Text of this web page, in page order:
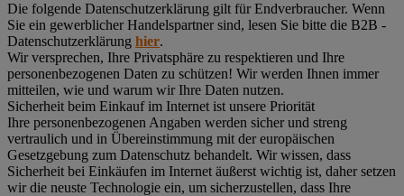
Die folgende Datenschutzerklärung gilt für Endverbraucher. Wenn
Sie ein gewerblicher Handelspartner sind, lesen Sie bitte die B2B -
Datenschutzerklärung hier.
Wir versprechen, Ihre Privatsphäre zu respektieren und Ihre
personenbezogenen Daten zu schützen! Wir werden Ihnen immer
mitteilen, wie und warum wir Ihre Daten nutzen.
Sicherheit beim Einkauf im Internet ist unsere Priorität
Ihre personenbezogenen Angaben werden sicher und streng
vertraulich und in Übereinstimmung mit der europäischen
Gesetzgebung zum Datenschutz behandelt. Wir wissen, dass
Sicherheit bei Einkäufen im Internet äußerst wichtig ist, daher setzen
wir die neuste Technologie ein, um sicherzustellen, dass Ihre